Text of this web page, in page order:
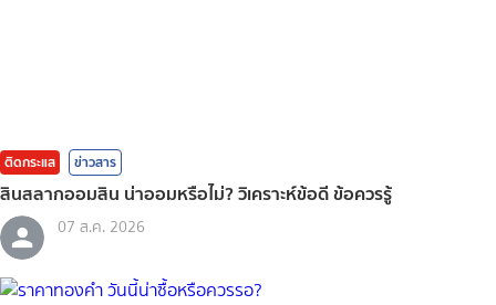
ติดกระแส ข่าวสาร
สินสลากออมสิน น่าออมหรือไม่? วิเคราะห์ข้อดี ข้อควรรู้
07 ส.ค. 2026